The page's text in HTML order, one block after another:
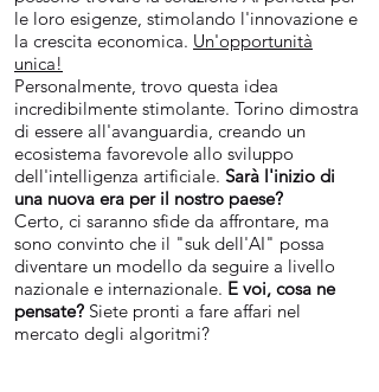
le loro esigenze, stimolando l'innovazione e
la crescita economica. Un'opportunità
unica!
Personalmente, trovo questa idea
incredibilmente stimolante. Torino dimostra
di essere all'avanguardia, creando un
ecosistema favorevole allo sviluppo
dell'intelligenza artificiale. Sarà l'inizio di
una nuova era per il nostro paese?
Certo, ci saranno sfide da affrontare, ma
sono convinto che il "suk dell'AI" possa
diventare un modello da seguire a livello
nazionale e internazionale. E voi, cosa ne
pensate? Siete pronti a fare affari nel
mercato degli algoritmi?